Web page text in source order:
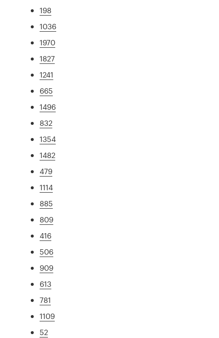
198
1036
1970
1827
1241
665
1496
832
1354
1482
479
1114
885
809
416
506
909
613
781
1109
52